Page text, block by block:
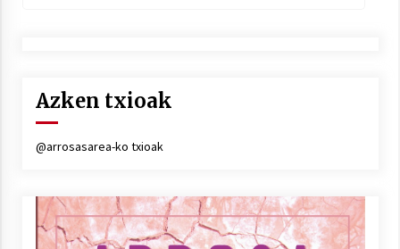
Azken txioak
@arrosasarea-ko txioak